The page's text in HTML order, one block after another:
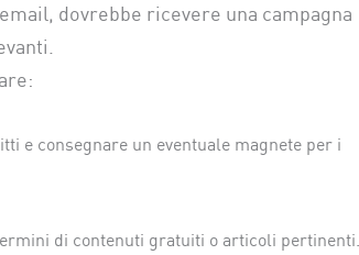
dovrebbe ricevere una campagna
e consegnare un eventuale magnete per i
di contenuti gratuiti o articoli pertinenti.